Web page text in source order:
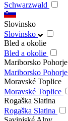
Schwarzwald
Slovinsko
Slovinsko
Bled a okolie
Bled a okolie
Mariborsko Pohorje
Mariborsko Pohorje
Moravské Toplice
Moravské Toplice
Rogaška Slatina
Rogaška Slatina